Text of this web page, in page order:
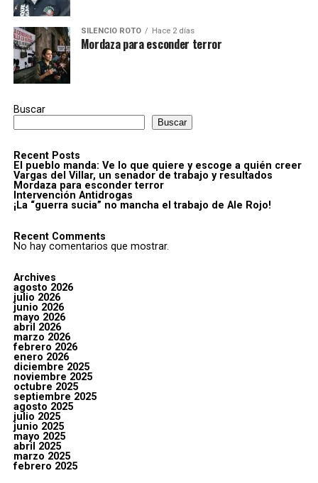
SILENCIO ROTO Hace 2 días
Mordaza para esconder terror
Buscar
Buscar
Recent Posts
El pueblo manda: Ve lo que quiere y escoge a quién creer
Vargas del Villar, un senador de trabajo y resultados
Mordaza para esconder terror
Intervención Antidrogas
¡La “guerra sucia” no mancha el trabajo de Ale Rojo!
Recent Comments
No hay comentarios que mostrar.
Archives
agosto 2026
julio 2026
junio 2026
mayo 2026
abril 2026
marzo 2026
febrero 2026
enero 2026
diciembre 2025
noviembre 2025
octubre 2025
septiembre 2025
agosto 2025
julio 2025
junio 2025
mayo 2025
abril 2025
marzo 2025
febrero 2025